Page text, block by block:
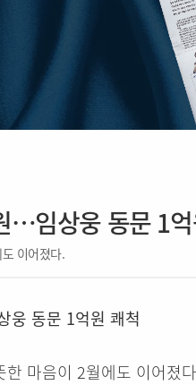
…임상웅 동문 1
이어졌다.
동문 1억원 쾌척
마음이 2월에도 이어졌